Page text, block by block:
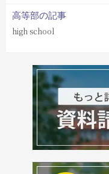
高等部の記事
high school